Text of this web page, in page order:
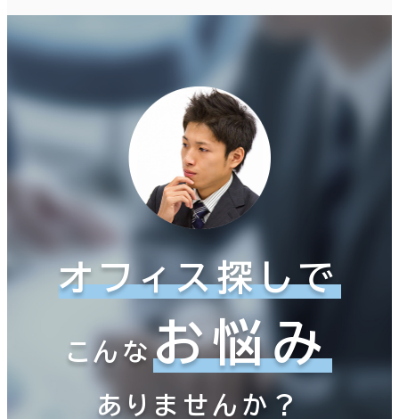
オフィス探しで
こんなお悩み
ありませんか？